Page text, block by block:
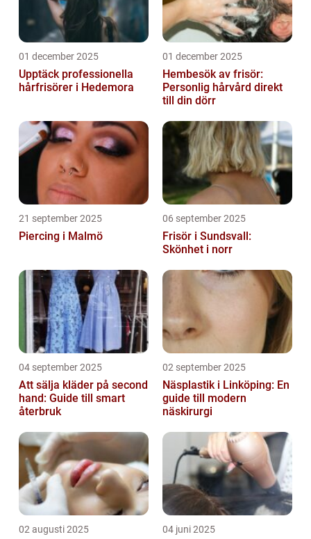
01 december 2025
Upptäck professionella
hårfrisörer i Hedemora
01 december 2025
Hembesök av frisör:
Personlig hårvård direkt
till din dörr
21 september 2025
Piercing i Malmö
06 september 2025
Frisör i Sundsvall:
Skönhet i norr
04 september 2025
Att sälja kläder på second
hand: Guide till smart
återbruk
02 september 2025
Näsplastik i Linköping: En
guide till modern
näskirurgi
02 augusti 2025 04 juni 2025